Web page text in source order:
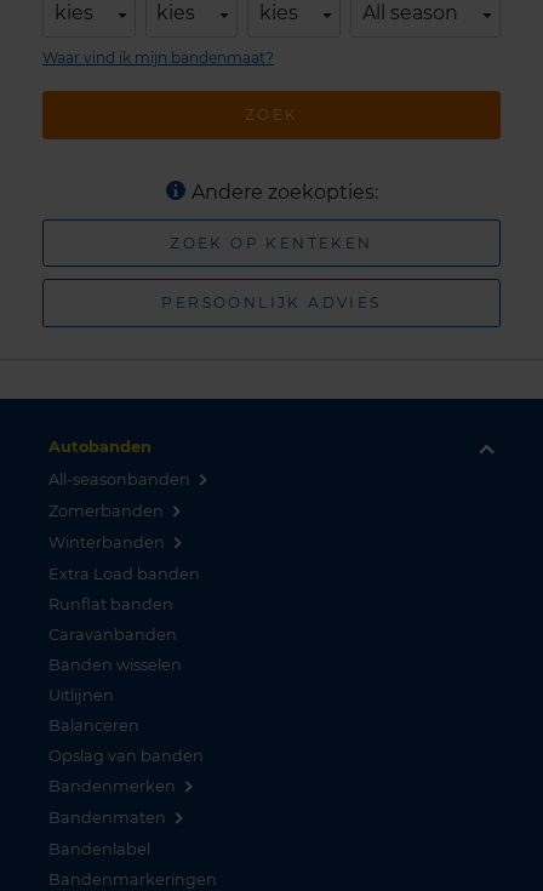
kies kies kies All season
ZOEK
Waar vind ik mijn bandenmaat?
Andere zoekopties:
ZOEK OP KENTEKEN
PERSOONLIJK ADVIES
Autobanden
All-seasonbanden
Zomerbanden
Winterbanden
Extra Load banden
Runflat banden
Caravanbanden
Banden wisselen
Uitlijnen
Balanceren
Opslag van banden
Bandenmerken
Bandenmaten
Bandenlabel
Bandenmarkeringen